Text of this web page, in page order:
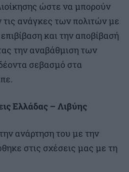
ώστε να μπορούν
ανάγκες των πολιτών με
και την αποβίβασή
την αναβάθμιση των
σεβασμό στα
Ελλάδας – Λιβύης
ανάρτηση του με την
στις σχέσεις μας με τη